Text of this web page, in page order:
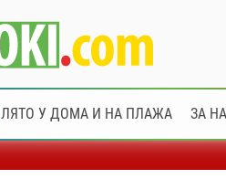
ЛЯТО У ДОМА И НА ПЛАЖА ЗА